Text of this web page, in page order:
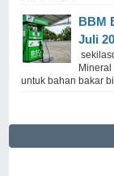
BBM
Juli
Mineral
untuk bahan bakar